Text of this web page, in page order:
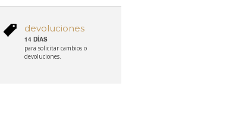
devoluciones
14 DÍAS
para solicitar cambios o
devoluciones.